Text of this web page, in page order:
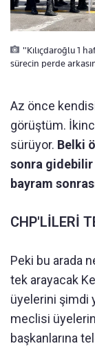
"Kılıçdaroğlu 1
sürecin perde
Az önce
görüştüm.
sürüyor. Belki
sonra gidebilir
bayram
CHP'LİLERİ
Peki bu arada
tek arayacak
üyelerini şimdi
meclisi
başkanlarına